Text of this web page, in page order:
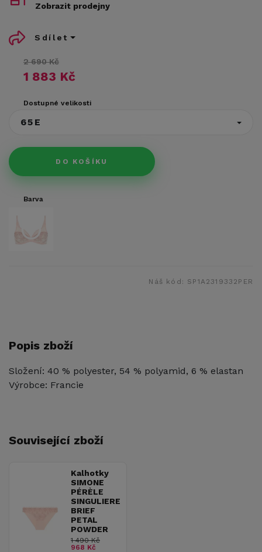
2 690 Kč
1 883 Kč
Dostupné velikosti
65E
DO KOŠÍKU
Zobrazit prodejny
Sdílet
Barva
Náš kód: SP1A2319332PER
Popis zboží
Složení: 40 % polyester, 54 % polyamid, 6 % elastan
Výrobce: Francie
Související zboží
Kalhotky
SIMONE
PÉRÈLE
SINGULIERE
BRIEF
PETAL
POWDER
1 490 Kč
968 Kč